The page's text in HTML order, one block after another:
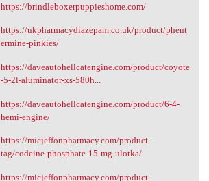
https://brindleboxerpuppieshome.com/
https://ukpharmacydiazepam.co.uk/product/phent
ermine-pinkies/
https://daveautohellcatengine.com/product/coyote
-5-2l-aluminator-xs-580h...
https://daveautohellcatengine.com/product/6-4-
hemi-engine/
https://micjeffonpharmacy.com/product-
tag/codeine-phosphate-15-mg-ulotka/
https://micjeffonpharmacy.com/product-